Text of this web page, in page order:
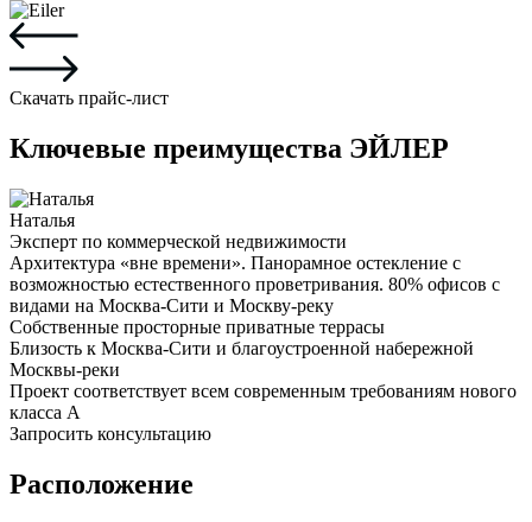
Скачать прайс-лист
Ключевые преимущества ЭЙЛЕР
Наталья
Эксперт по коммерческой недвижимости
Архитектура «вне времени». Панорамное остекление с
возможностью естественного проветривания. 80% офисов с
видами на Москва-Сити и Москву-реку
Собственные просторные приватные террасы
Близость к Москва-Сити и благоустроенной набережной
Москвы-реки
Проект соответствует всем современным требованиям нового
класса А
Запросить консультацию
Расположение